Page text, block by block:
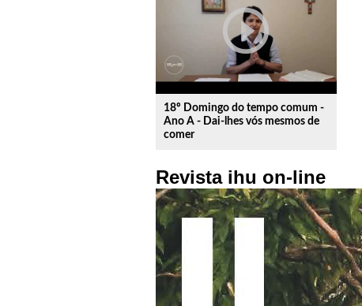
play_circle_outline
18º Domingo do tempo comum -
Ano A - Dai-lhes vós mesmos de
comer
Revista ihu on-line